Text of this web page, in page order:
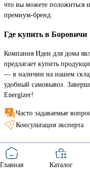
что вы можете положиться
премиум-бренд.
Где купить в Боровичи
Компания Идеи для дома
предлагает купить
— в наличии на нашем
удобный самовывоз.
Energizer!
Часто задаваемые
Консультация эксперта
Главная Каталог